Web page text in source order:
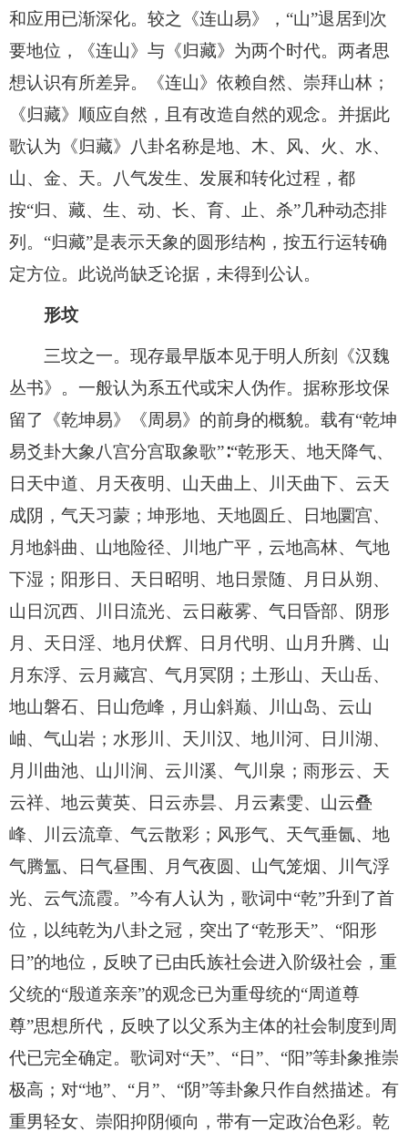
和应用已渐深化。较之《连山易》，“山”退居到次
要地位，《连山》与《归藏》为两个时代。两者思
想认识有所差异。《连山》依赖自然、崇拜山林；
《归藏》顺应自然，且有改造自然的观念。并据此
歌认为《归藏》八卦名称是地、木、风、火、水、
山、金、天。八气发生、发展和转化过程，都
按“归、藏、生、动、长、育、止、杀”几种动态排
列。“归藏”是表示天象的圆形结构，按五行运转确
定方位。此说尚缺乏论据，未得到公认。
形坟
三坟之一。现存最早版本见于明人所刻《汉魏
丛书》。一般认为系五代或宋人伪作。据称形坟保
留了《乾坤易》《周易》的前身的概貌。载有“乾坤
易爻卦大象八宫分宫取象歌”∶“乾形天、地天降气、
日天中道、月天夜明、山天曲上、川天曲下、云天
成阴，气天习蒙；坤形地、天地圆丘、日地圜宫、
月地斜曲、山地险径、川地广平，云地高林、气地
下湿；阳形日、天日昭明、地日景随、月日从朔、
山日沉西、川日流光、云日蔽雾、气日昏部、阴形
月、天日淫、地月伏辉、日月代明、山月升腾、山
月东浮、云月藏宫、气月冥阴；土形山、天山岳、
地山磐石、日山危峰，月山斜巅、川山岛、云山
岫、气山岩；水形川、天川汉、地川河、日川湖、
月川曲池、山川涧、云川溪、气川泉；雨形云、天
云祥、地云黄英、日云赤昙、月云素雯、山云叠
峰、川云流章、气云散彩；风形气、天气垂氤、地
气腾氲、日气昼围、月气夜圆、山气笼烟、川气浮
光、云气流霞。”今有人认为，歌词中“乾”升到了首
位，以纯乾为八卦之冠，突出了“乾形天”、“阳形
日”的地位，反映了已由氏族社会进入阶级社会，重
父统的“殷道亲亲”的观念已为重母统的“周道尊
尊”思想所代，反映了以父系为主体的社会制度到周
代已完全确定。歌词对“天”、“日”、“阳”等卦象推崇
极高；对“地”、“月”、“阴”等卦象只作自然描述。有
重男轻女、崇阳抑阴倾向，带有一定政治色彩。乾